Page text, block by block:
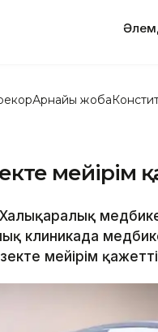
Арнайы жоба
клиникада
мейірім